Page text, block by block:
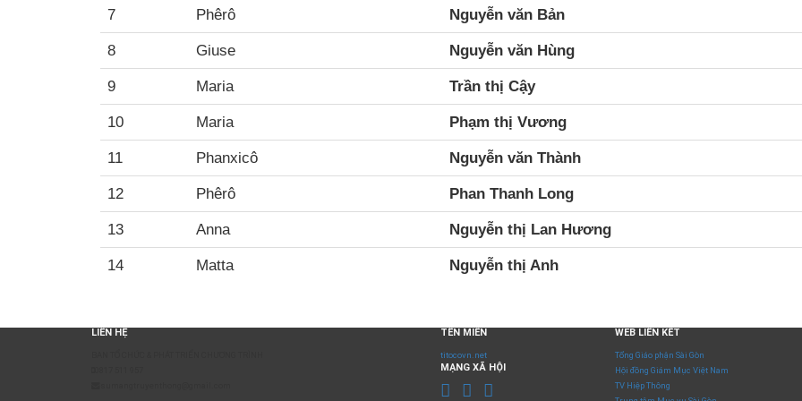
7 Phêrô Nguyễn văn Bản
8 Giuse Nguyễn văn Hùng
9 Maria Trần thị Cậy
10 Maria Phạm thị Vương
11 Phanxicô Nguyễn văn Thành
12 Phêrô Phan Thanh Long
13 Anna Nguyễn thị Lan Hương
14 Matta Nguyễn thị Anh
LIÊN HỆ TÊN MIỀN
titocovn.net
MẠNG XÃ HỘI
WEB LIÊN KẾT
Tổng Giáo phận Sài Gòn
Hội đồng Giám Mục Việt Nam
TV Hiệp Thông